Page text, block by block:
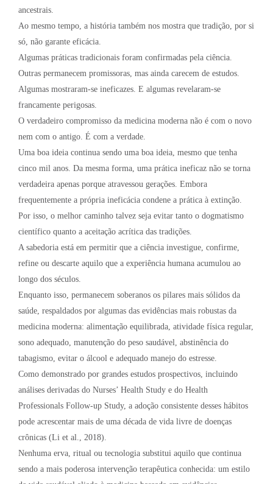
ancestrais.
Ao mesmo tempo, a história também nos mostra que tradição, por si
só, não garante eficácia.
Algumas práticas tradicionais foram confirmadas pela ciência.
Outras permanecem promissoras, mas ainda carecem de estudos.
Algumas mostraram-se ineficazes. E algumas revelaram-se
francamente perigosas.
O verdadeiro compromisso da medicina moderna não é com o novo
nem com o antigo. É com a verdade.
Uma boa ideia continua sendo uma boa ideia, mesmo que tenha
cinco mil anos. Da mesma forma, uma prática ineficaz não se torna
verdadeira apenas porque atravessou gerações. Embora
frequentemente a própria ineficácia condene a prática à extinção.
Por isso, o melhor caminho talvez seja evitar tanto o dogmatismo
científico quanto a aceitação acrítica das tradições.
A sabedoria está em permitir que a ciência investigue, confirme,
refine ou descarte aquilo que a experiência humana acumulou ao
longo dos séculos.
Enquanto isso, permanecem soberanos os pilares mais sólidos da
saúde, respaldados por algumas das evidências mais robustas da
medicina moderna: alimentação equilibrada, atividade física regular,
sono adequado, manutenção do peso saudável, abstinência do
tabagismo, evitar o álcool e adequado manejo do estresse.
Como demonstrado por grandes estudos prospectivos, incluindo
análises derivadas do Nurses’ Health Study e do Health
Professionals Follow-up Study, a adoção consistente desses hábitos
pode acrescentar mais de uma década de vida livre de doenças
crônicas (Li et al., 2018).
Nenhuma erva, ritual ou tecnologia substitui aquilo que continua
sendo a mais poderosa intervenção terapêutica conhecida: um estilo